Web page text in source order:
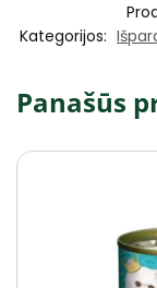
Kategorijos:
Panašūs